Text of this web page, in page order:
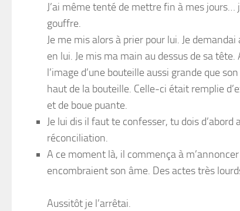
J’ai même tenté de mettre fin à mes jours…
gouffre.
Je me mis alors à prier pour lui. Je
en lui. Je mis ma main au dessus de sa tête.
l’image d’une bouteille aussi grande que
haut de la bouteille. Celle-ci était remplie
et de boue puante.
Je lui dis il faut te confesser, tu dois
réconciliation.
A ce moment là, il commença à
encombraient son âme. Des actes très
Aussitôt je l’arrêtai.